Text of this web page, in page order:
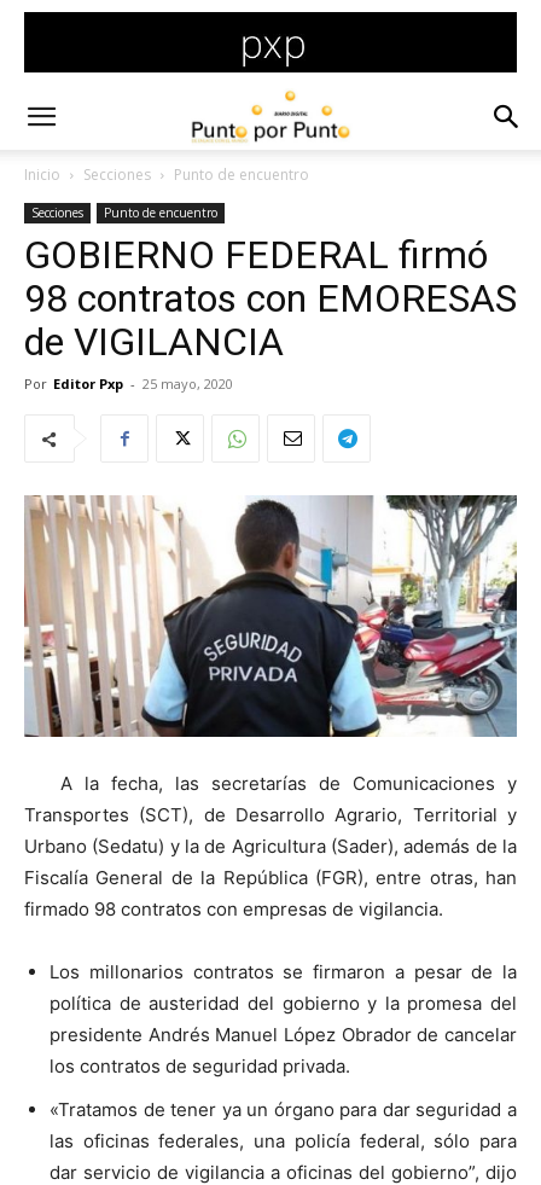
Inicio Secciones Punto de encuentro
Secciones Punto de encuentro
GOBIERNO FEDERAL firmó
98 contratos con EMORESAS
de VIGILANCIA
Por Editor Pxp - 25 mayo, 2020
A la fecha, las secretarías de Comunicaciones y
Transportes (SCT), de Desarrollo Agrario, Territorial y
Urbano (Sedatu) y la de Agricultura (Sader), además de la
Fiscalía General de la República (FGR), entre otras, han
firmado 98 contratos con empresas de vigilancia.
Los millonarios contratos se firmaron a pesar de la
política de austeridad del gobierno y la promesa del
presidente Andrés Manuel López Obrador de cancelar
los contratos de seguridad privada.
«Tratamos de tener ya un órgano para dar seguridad a
las oficinas federales, una policía federal, sólo para
dar servicio de vigilancia a oficinas del gobierno”, dijo